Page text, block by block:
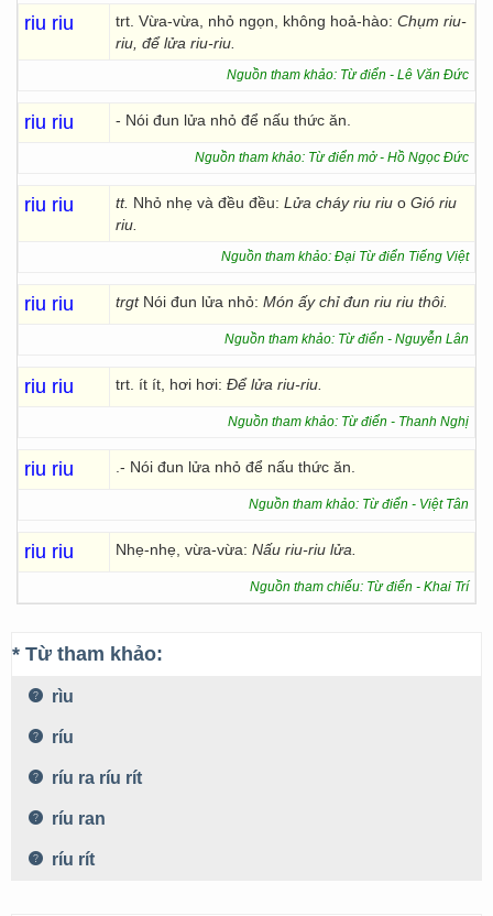
riu riu trt. Vừa-vừa, nhỏ ngọn, không hoả-hào: Chụm riu-
riu, để lửa riu-riu.
Nguồn tham khảo: Từ điển - Lê Văn Đức
riu riu - Nói đun lửa nhỏ để nấu thức ăn.
Nguồn tham khảo: Từ điển mở - Hồ Ngọc Đức
riu riu tt. Nhỏ nhẹ và đều đều: Lửa cháy riu riu o Gió riu
riu.
Nguồn tham khảo: Đại Từ điển Tiếng Việt
riu riu trgt Nói đun lửa nhỏ: Món ấy chỉ đun riu riu thôi.
Nguồn tham khảo: Từ điển - Nguyễn Lân
riu riu trt. ít ít, hơi hơi: Để lửa riu-riu.
Nguồn tham khảo: Từ điển - Thanh Nghị
riu riu .- Nói đun lửa nhỏ để nấu thức ăn.
Nguồn tham khảo: Từ điển - Việt Tân
riu riu Nhẹ-nhẹ, vừa-vừa: Nấu riu-riu lửa.
Nguồn tham chiếu: Từ điển - Khai Trí
* Từ tham khảo:
rìu
ríu
ríu ra ríu rít
ríu ran
ríu rít